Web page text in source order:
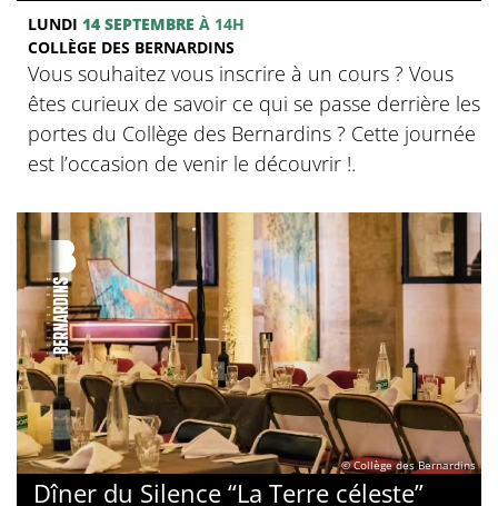
LUNDI 14 SEPTEMBRE À 14H
COLLÈGE DES BERNARDINS
Vous souhaitez vous inscrire à un cours ? Vous
êtes curieux de savoir ce qui se passe derrière les
portes du Collège des Bernardins ? Cette journée
est l’occasion de venir le découvrir !.
© Collège des Bernardins
Dîner du Silence “La Terre céleste”